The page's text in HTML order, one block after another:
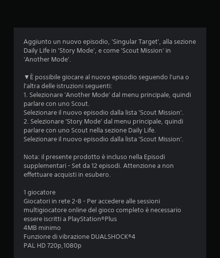
i
o
Aggiunto un nuovo episodio, 'Singular Target', alla sezione
Daily Life in 'Story Mode', e come 'Scout Mission' in
'Another Mode'.
▼È possibile giocare al nuovo episodio seguendo l'una o
l'altra delle istruzioni seguenti:
1. Selezionare 'Another Mode' dal menu principale, quindi
parlare con uno Scout.
Selezionare il nuovo episodio dalla lista 'Scout Mission'.
2. Selezionare 'Story Mode' dal menu principale, quindi
parlare con uno Scout nella sezione Daily Life.
Selezionare il nuovo episodio dalla lista 'Scout Mission'.
Nota: il presente prodotto è incluso nella Episodi
supplementari - Set da 12 episodi. Attenzione a non
effettuare acquisti in esubero.
1 giocatore
Giocatori in rete 2-8 - Per accedere alle sessioni
multigiocatore online del gioco completo è necessario
essere iscritti a PlayStation®Plus
4MB minimo
Funzione di vibrazione DUALSHOCK®4
PAL HD 720p,1080p